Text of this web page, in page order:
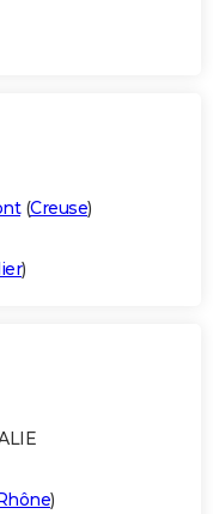
(Creuse)
)
)